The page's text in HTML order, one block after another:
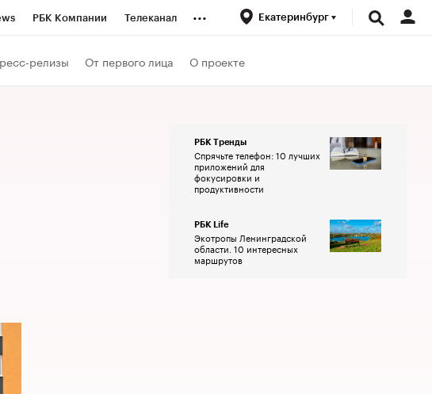
РБК Компании Телеканал ... Екатеринбург
релизы От первого лица О проекте
РБК Тренды
Спрячьте телефон: 10 лучших
приложений для
фокусировки и
продуктивности
РБК Life
Экотропы Ленинградской
области. 10 интересных
маршрутов